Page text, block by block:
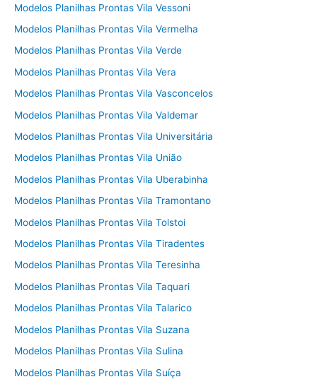
Modelos Planilhas Prontas Vila Vessoni
Modelos Planilhas Prontas Vila Vermelha
Modelos Planilhas Prontas Vila Verde
Modelos Planilhas Prontas Vila Vera
Modelos Planilhas Prontas Vila Vasconcelos
Modelos Planilhas Prontas Vila Valdemar
Modelos Planilhas Prontas Vila Universitária
Modelos Planilhas Prontas Vila União
Modelos Planilhas Prontas Vila Uberabinha
Modelos Planilhas Prontas Vila Tramontano
Modelos Planilhas Prontas Vila Tolstoi
Modelos Planilhas Prontas Vila Tiradentes
Modelos Planilhas Prontas Vila Teresinha
Modelos Planilhas Prontas Vila Taquari
Modelos Planilhas Prontas Vila Talarico
Modelos Planilhas Prontas Vila Suzana
Modelos Planilhas Prontas Vila Sulina
Modelos Planilhas Prontas Vila Suíça